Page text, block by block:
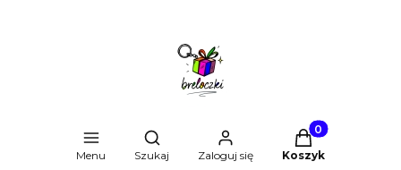
Menu
Otwórz wyszukiwarkę
Szukaj Zaloguj się
Produkty w
Koszyk